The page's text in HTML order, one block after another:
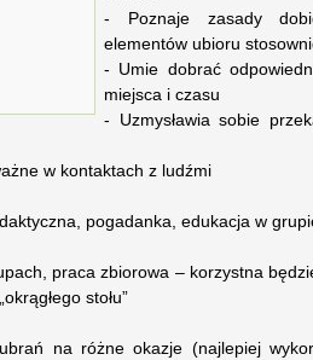
- Poznaje zasady
elementów ubioru
- Umie dobrać
miejsca i czasu
- Uzmysławia sobie
w kontaktach z ludźmi
pogadanka, edukacja w
praca zbiorowa – korzystna
stołu”
na różne okazje (najlepiej